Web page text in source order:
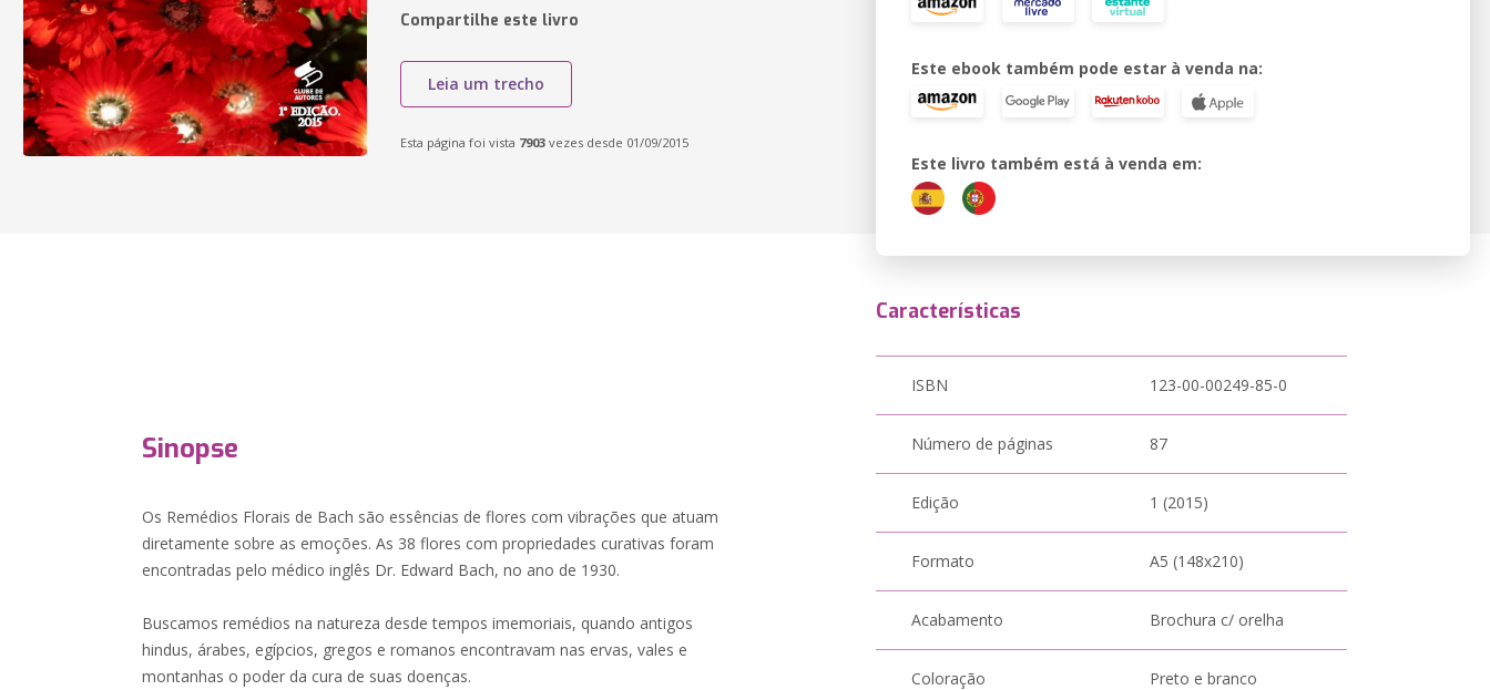
Compartilhe este livro
Leia um trecho
Esta página foi vista 7903 vezes desde 01/09/2015
Este ebook também pode estar à venda na:
Este livro também está à venda em:
Sinopse
Os Remédios Florais de Bach são essências de flores com vibrações que atuam
diretamente sobre as emoções. As 38 flores com propriedades curativas foram
encontradas pelo médico inglês Dr. Edward Bach, no ano de 1930.
Buscamos remédios na natureza desde tempos imemoriais, quando antigos
hindus, árabes, egípcios, gregos e romanos encontravam nas ervas, vales e
montanhas o poder da cura de suas doenças.
Características
ISBN 123-00-00249-85-0
Número de páginas 87
Edição 1 (2015)
Formato A5 (148x210)
Acabamento Brochura c/ orelha
Coloração Preto e branco